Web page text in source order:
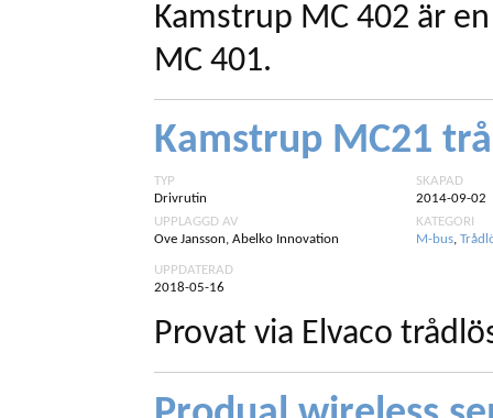
Kamstrup MC 402 är
MC 401.
Kamstrup MC21
TYP
Drivrutin
UPPLAGGD AV
Ove Jansson, Abelko Innovation
SKAPAD
2014-09-02
KATEGORI
M-bus,
UPPDATERAD
2018-05-16
Provat via Elvaco